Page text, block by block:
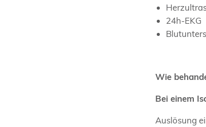
24h-EKG
Wie
Bei einem
Auslösung